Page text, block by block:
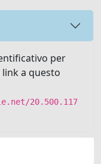
per
a questo
20.500.117